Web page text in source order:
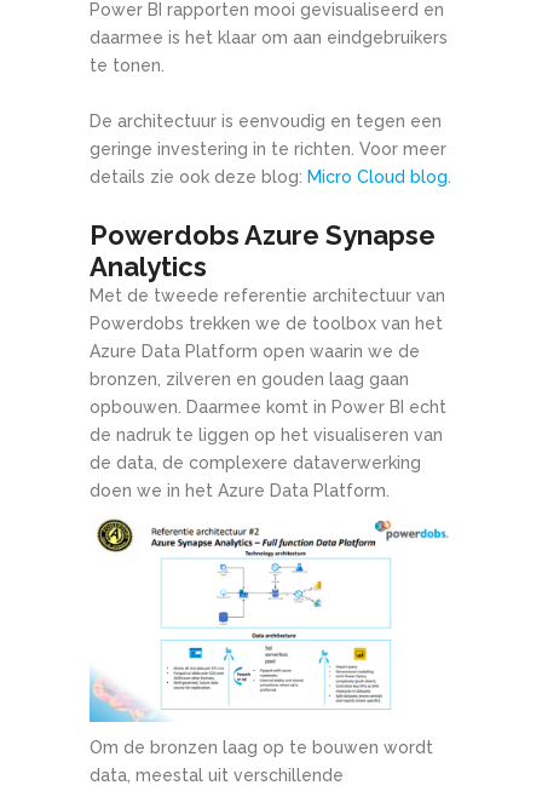
Power BI rapporten mooi gevisualiseerd en
daarmee is het klaar om aan eindgebruikers
te tonen.
De architectuur is eenvoudig en tegen een
geringe investering in te richten. Voor meer
details zie ook deze blog: Micro Cloud blog
Powerdobs Azure Synapse
Analytics
Met de tweede referentie architectuur van
Powerdobs trekken we de toolbox van het
Azure Data Platform open waarin we de
bronzen, zilveren en gouden laag gaan
opbouwen. Daarmee komt in Power BI echt
de nadruk te liggen op het visualiseren van
de data, de complexere dataverwerking
doen we in het Azure Data Platform.
Om de bronzen laag op te bouwen wordt
data, meestal uit verschillende